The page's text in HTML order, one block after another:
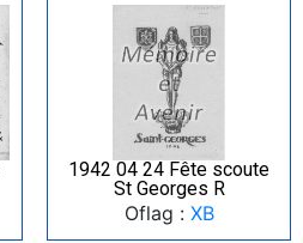
1942 04 24 Fête scoute
St Georges R
Oflag : XB